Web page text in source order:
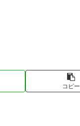
コピー